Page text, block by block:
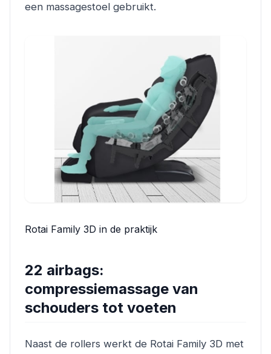
een massagestoel gebruikt.
Rotai Family 3D in de praktijk
22 airbags:
compressiemassage van
schouders tot voeten
Naast de rollers werkt de Rotai Family 3D met